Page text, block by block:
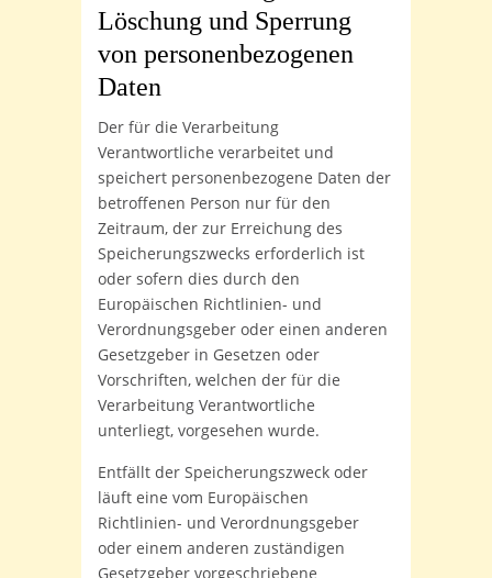
Löschung und Sperrung
von personenbezogenen
Daten
Der für die Verarbeitung
Verantwortliche verarbeitet und
speichert personenbezogene Daten der
betroffenen Person nur für den
Zeitraum, der zur Erreichung des
Speicherungszwecks erforderlich ist
oder sofern dies durch den
Europäischen Richtlinien- und
Verordnungsgeber oder einen anderen
Gesetzgeber in Gesetzen oder
Vorschriften, welchen der für die
Verarbeitung Verantwortliche
unterliegt, vorgesehen wurde.
Entfällt der Speicherungszweck oder
läuft eine vom Europäischen
Richtlinien- und Verordnungsgeber
oder einem anderen zuständigen
Gesetzgeber vorgeschriebene